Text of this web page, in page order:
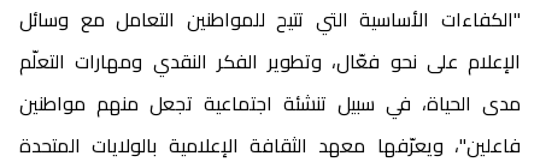
"الكفاءات الأساسية التي تتيح للمواطنين التعامل مع وسائل
الإعلام على نحو فعّال، وتطوير الفكر النقدي ومهارات التعلّم
مدى الحياة، في سبيل تنشئة اجتماعية تجعل منهم مواطنين
فاعلين"، ويعرّفها معهد الثقافة الإعلامية بالولايات المتحدة